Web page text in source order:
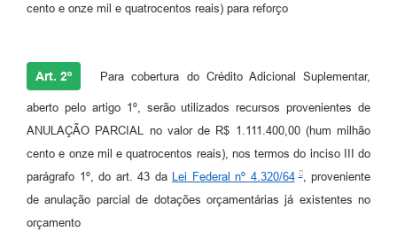
cento e onze mil e quatrocentos reais) para reforço
Art. 2º Para cobertura do Crédito Adicional Suplementar,
aberto pelo artigo 1º, serão utilizados recursos provenientes de
ANULAÇÃO PARCIAL no valor de R$ 1.111.400,00 (hum milhão
cento e onze mil e quatrocentos reais), nos termos do inciso III do
parágrafo 1º, do art. 43 da Lei Federal nº 4.320/64 , proveniente
de anulação parcial de dotações orçamentárias já existentes no
orçamento